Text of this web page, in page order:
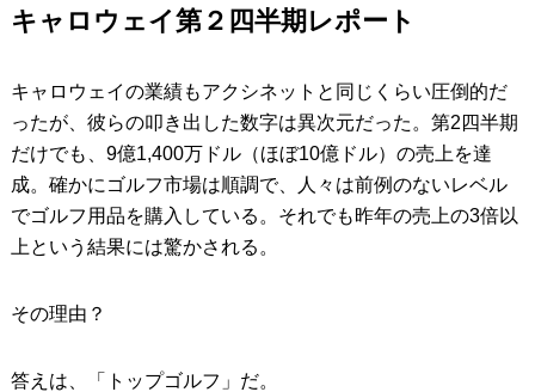
キャロウェイ第２四半期レポート
キャロウェイの業績もアクシネットと同じくらい圧倒的だ
ったが、彼らの叩き出した数字は異次元だった。第2四半期
だけでも、9億1,400万ドル（ほぼ10億ドル）の売上を達
成。確かにゴルフ市場は順調で、人々は前例のないレベル
でゴルフ用品を購入している。それでも昨年の売上の3倍以
上という結果には驚かされる。
その理由？
答えは、「トップゴルフ」だ。